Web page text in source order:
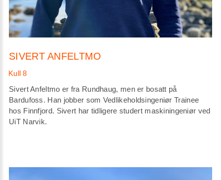
SIVERT ANFELTMO
Sivert Anfeltmo er fra Rundhaug, men er bosatt på
Bardufoss. Han jobber som Vedlikeholdsingeniør Trainee
hos Finnfjord. Sivert har tidligere studert maskiningeniør ved
UiT Narvik.